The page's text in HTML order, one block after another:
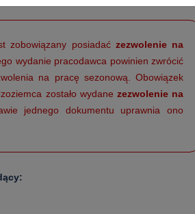
zobowiązany posiadać zezwolenie na
wydanie pracodawca powinien zwrócić
na pracę sezonową. Obowiązek
zostało wydane zezwolenie na
jednego dokumentu uprawnia ono